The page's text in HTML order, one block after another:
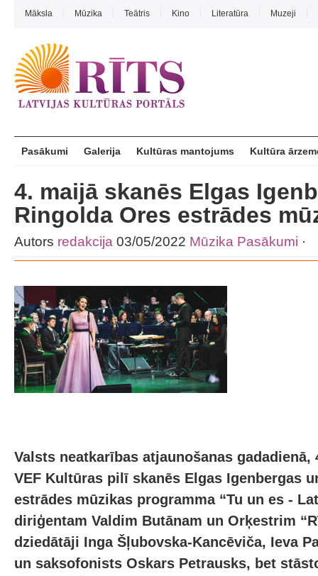
Māksla Mūzika Teātris Kino Literatūra Muzeji
Pasākumi Galerija Kultūras mantojums Kultūra
4. maijā skanēs Elgas
Ringolda Ores estrādes
Autors redakcija 03/05/2022 Mūzika Pasākumi ·
Valsts neatkarības atjaunošanas gadadienā,
VEF Kultūras pilī skanēs Elgas Igenbergas
estrādes mūzikas programma “Tu un es -
diriģentam Valdim Butānam un Orķestrim
dziedātāji Inga Šļubovska-Kancēviča, Ieva
un saksofonists Oskars Petrausks, bet